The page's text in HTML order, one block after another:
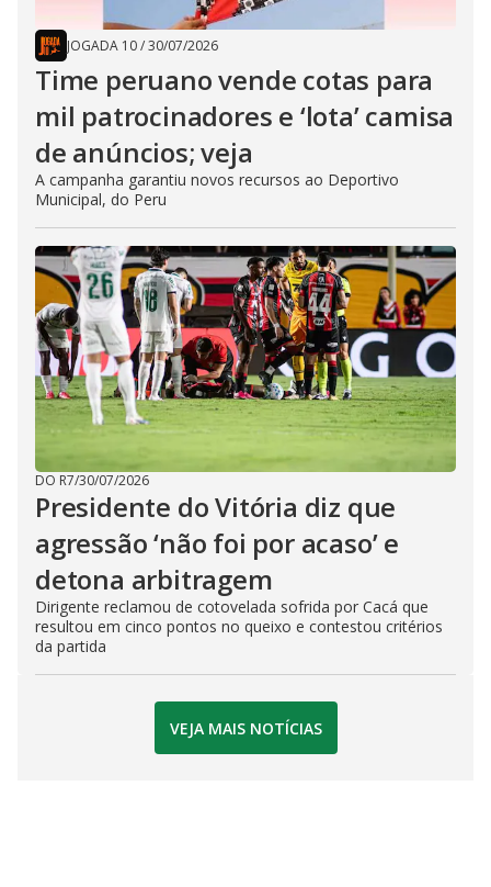
JOGADA 10/30/07/2026
Time peruano vende cotas para
mil patrocinadores e ‘lota’ camisa
de anúncios; veja
A campanha garantiu novos recursos ao Deportivo
Municipal, do Peru
DO R7/30/07/2026
Presidente do Vitória diz que
agressão ‘não foi por acaso’ e
detona arbitragem
Dirigente reclamou de cotovelada sofrida por Cacá que
resultou em cinco pontos no queixo e contestou critérios
da partida
VEJA MAIS NOTÍCIAS